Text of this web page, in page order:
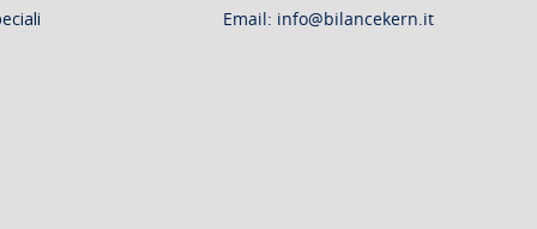
Email: info@bilancekern.it